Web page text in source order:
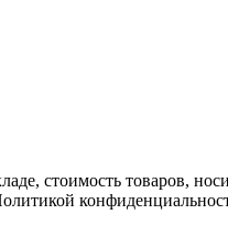
стоимость товаров,